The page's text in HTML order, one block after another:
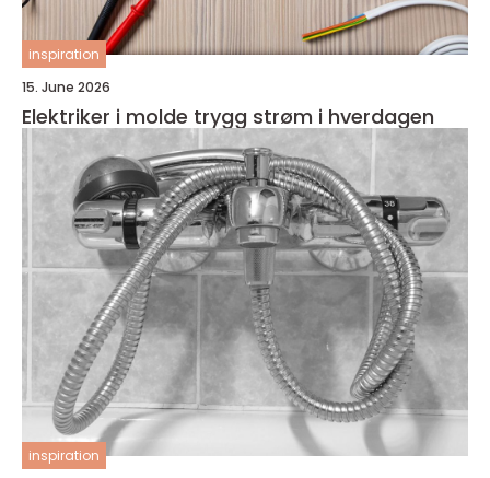
inspiration
15. June 2026
Elektriker i molde trygg strøm i hverdagen
inspiration